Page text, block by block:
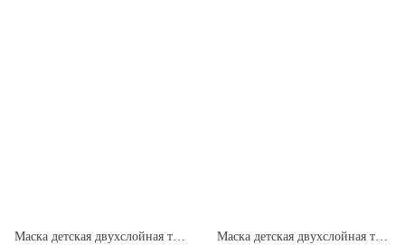
Маска детская двухслойная тканевая с кармашком, розовая с черным кантом Маска детская двухслойная тканевая с кармашком, желтая с черным кантом